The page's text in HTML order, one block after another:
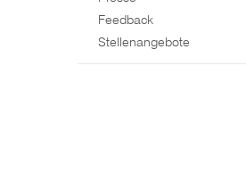
Feedback
Stellenangebote